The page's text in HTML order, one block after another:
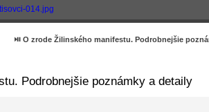
014.jpg
⏯ O zrode Žilinského manifestu. Podrobnejšie
Podrobnejšie poznámky a detaily